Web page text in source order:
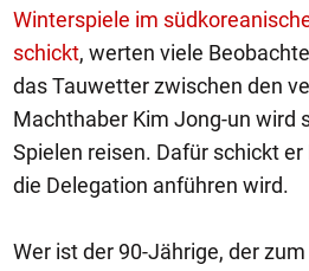
Winterspiele im
schickt, werten viele
das Tauwetter zwischen den
Machthaber Kim Jong-un wird
Spielen reisen. Dafür schickt
die Delegation anführen wird.
Wer ist der 90-Jährige, der